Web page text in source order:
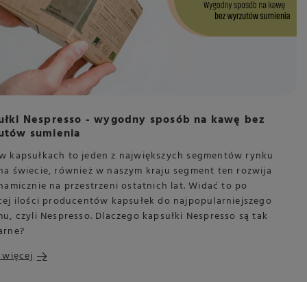
Nespresso - wygodny sposób na kawę bez
sumienia
kapsułkach to jeden z największych segmentów rynku
świecie, również w naszym kraju segment ten rozwija
na przestrzeni ostatnich lat. Widać to po
ilości producentów kapsułek do najpopularniejszego
czyli Nespresso. Dlaczego kapsułki Nespresso są tak